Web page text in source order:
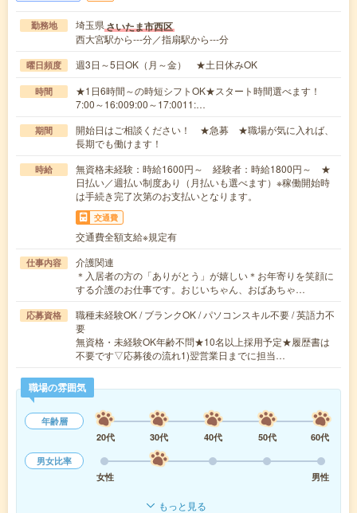
勤務地 埼玉県さいたま市西区
西大宮駅から---分／指扇駅から---分
曜日頻度 週3日～5日OK（月～金） ★土日休みOK
時間
★1日6時間～の時短シフトOK★スタート時間選べます！
7:00～16:009:00～17:0011:…
期間
開始日はご相談ください！ ★急募 ★職場が気に入れば、
長期でも働けます！
時給
無資格未経験：時給1600円～ 経験者：時給1800円～ ★
日払い／週払い制度あり（月払いも選べます）※稼働開始時
は手続き完了次第のお支払いとなります。
交通費
交通費全額支給※規定有
仕事内容
介護関連
＊入居者の方の「ありがとう」が嬉しい＊お年寄りを笑顔に
する介護のお仕事です。おじいちゃん、おばあちゃ…
応募資格
職種未経験OK / ブランクOK / パソコンスキル不要 / 英語力不
要
無資格・未経験OK年齢不問★10名以上採用予定★履歴書は
不要です▽応募後の流れ1)翌営業日までに担当…
職場の雰囲気
年齢層
20代
30代 40代 50代
60代
男女比率
女性
男性
もっと見る